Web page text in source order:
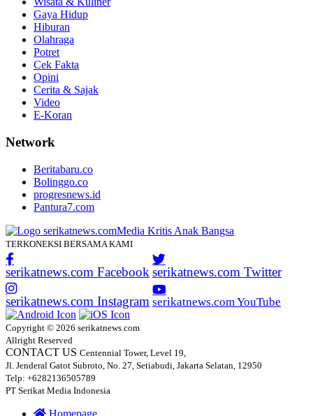
Gaya Hidup
Hiburan
Olahraga
Potret
Cek Fakta
Opini
Cerita & Sajak
Video
E-Koran
Network
Beritabaru.co
Bolinggo.co
progresnews.id
Pantura7.com
TERKONEKSI BERSAMA KAMI
serikatnews.com Facebook serikatnews.com Twitter
serikatnews.com Instagram serikatnews.com YouTube
Copyright © 2026 serikatnews.com
Allright Reserved
CONTACT US Centennial Tower, Level 19,
Jl. Jenderal Gatot Subroto, No. 27, Setiabudi, Jakarta Selatan, 12950
Telp: +6282136505789
PT Serikat Media Indonesia
Homepage